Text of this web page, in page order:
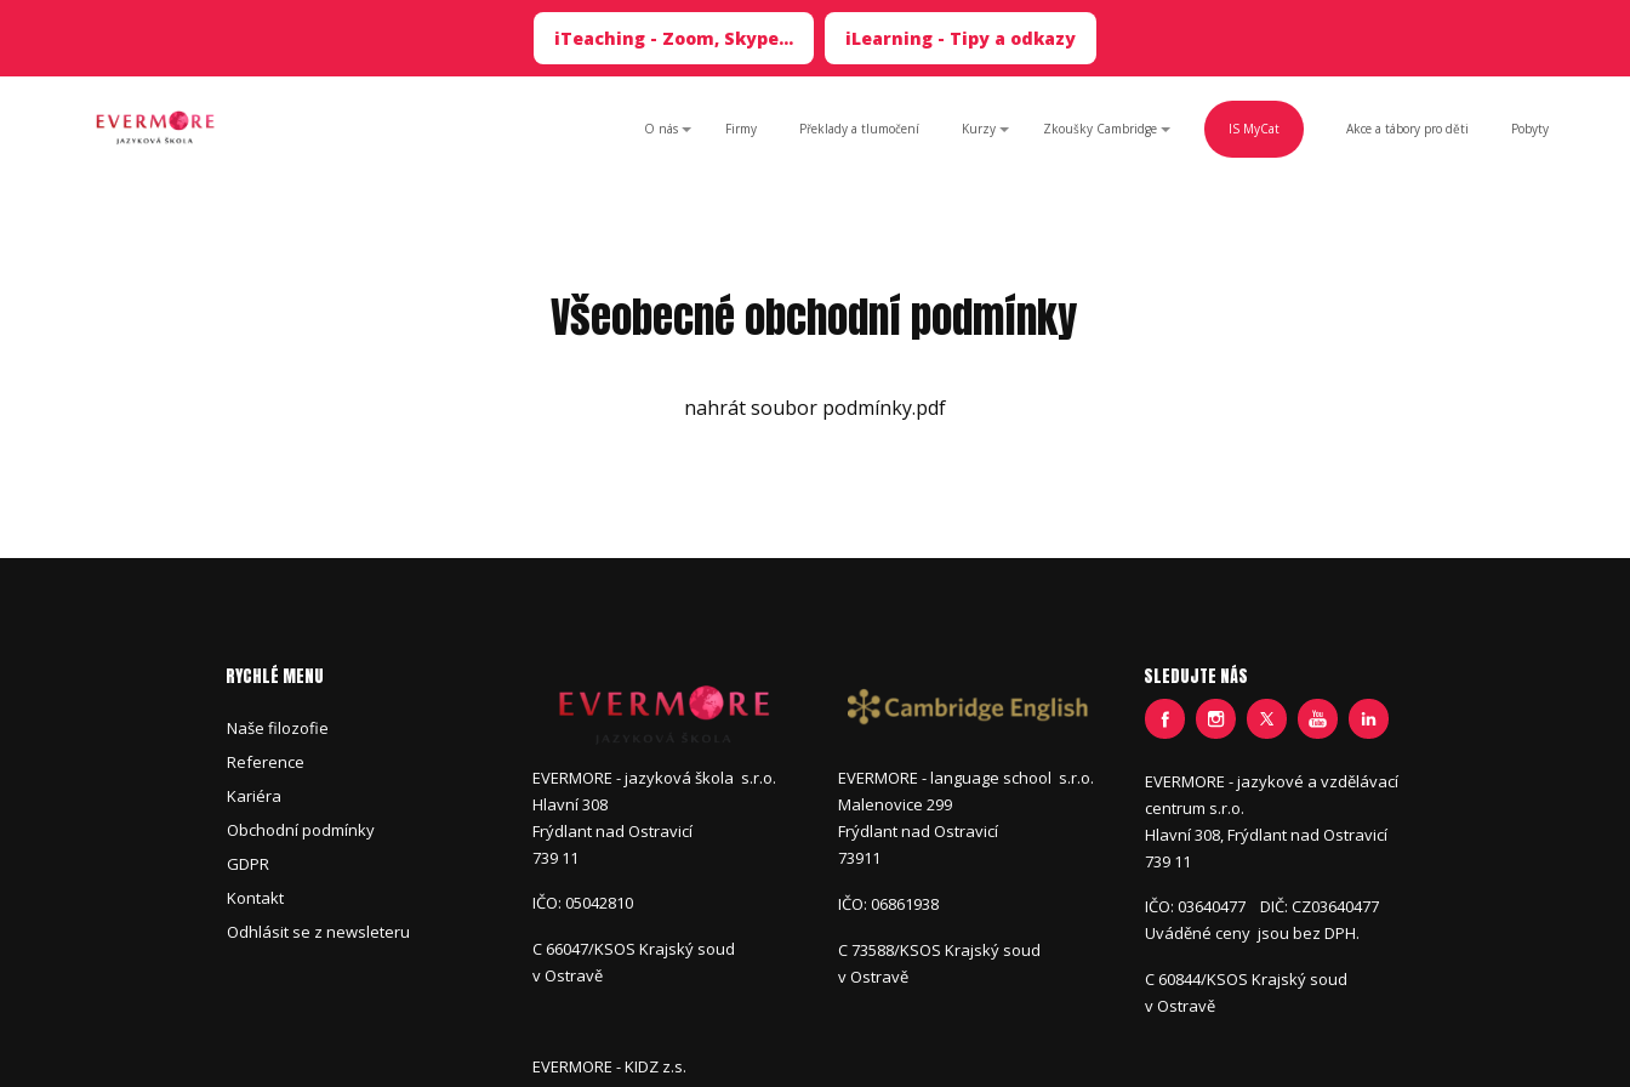
iTeaching - Zoom, Skype... iLearning - Tipy a odkazy
O nás Firmy Překlady a tlumočení Kurzy Zkoušky Cambridge IS MyCat Akce a tábory pro děti Pobyty
Všeobecné obchodní podmínky
nahrát soubor podmínky.pdf
RYCHLÉ MENU
Naše filozofie
Reference
Kariéra
Obchodní podmínky
GDPR
Kontakt
Odhlásit se z newsleteru
EVERMORE - jazyková škola s.r.o.
Hlavní 308
Frýdlant nad Ostravicí
739 11
IČO: 05042810
C 66047/KSOS Krajský soud
v Ostravě
EVERMORE - KIDZ z.s.
EVERMORE - language school s.r.o.
Malenovice 299
Frýdlant nad Ostravicí
73911
IČO: 06861938
C 73588/KSOS Krajský soud
v Ostravě
SLEDUJTE NÁS
EVERMORE - jazykové a vzdělávací
centrum s.r.o.
Hlavní 308, Frýdlant nad Ostravicí
739 11
IČO: 03640477 DIČ: CZ03640477
Uváděné ceny jsou bez DPH.
C 60844/KSOS Krajský soud
v Ostravě